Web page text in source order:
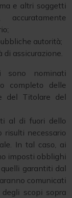
e altri soggetti
autorità;
assicurazione.
sono nominati
completo delle
del Titolare del
al di fuori dello
risulti necessario
In tal caso, ai
imposti obblighi
garantiti dal
comunicati
scopi sopra